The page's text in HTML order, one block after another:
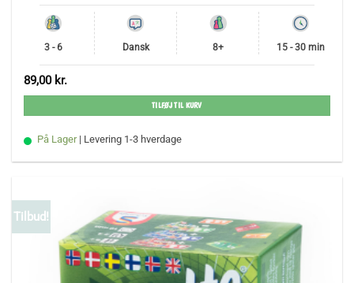
3 - 6 Dansk 8+ 15 - 30 min
89,00 kr.
TILFØJ TIL KURV
På Lager | Levering 1-3 hverdage
Tilbud!